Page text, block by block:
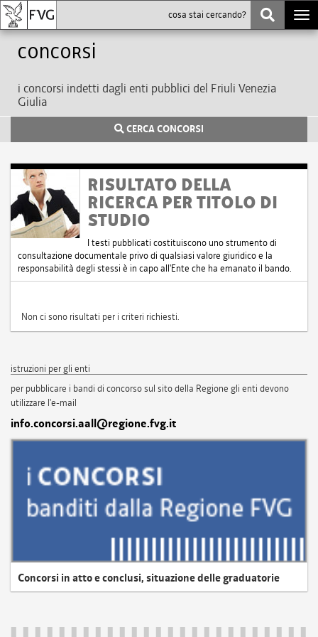
Concorsi
i concorsi indetti dagli enti pubblici del Friuli Venezia
Giulia
CERCA CONCORSI
RISULTATO DELLA
RICERCA PER TITOLO DI
STUDIO
I testi pubblicati costituiscono uno strumento di
consultazione documentale privo di qualsiasi valore giuridico e la
responsabilità degli stessi è in capo all'Ente che ha emanato il bando.
Non ci sono risultati per i criteri richiesti.
istruzioni per gli enti
per pubblicare i bandi di concorso sul sito della Regione gli enti devono
utilizzare l'e-mail
info.concorsi.aall@regione.fvg.it
Concorsi in atto e conclusi, situazione delle graduatorie